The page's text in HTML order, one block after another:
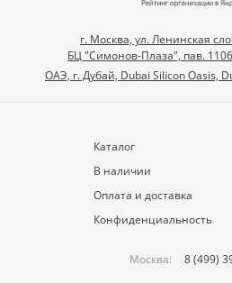
г. Москва, ул. Ленинская
БЦ "Симонов-Плаза", пав.
ОАЭ, г. Дубай, Dubai Silicon Oasis,
Каталог
В наличии
Оплата и доставка
Конфиденциальность
Москва:
8 (499)